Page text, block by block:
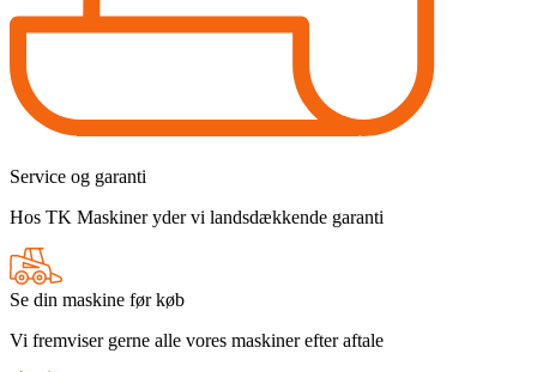
Service og garanti
Hos TK Maskiner yder vi landsdækkende garanti
Se din maskine før køb
Vi fremviser gerne alle vores maskiner efter aftale